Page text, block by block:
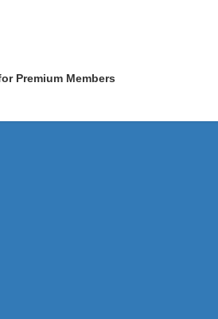
Premium Members